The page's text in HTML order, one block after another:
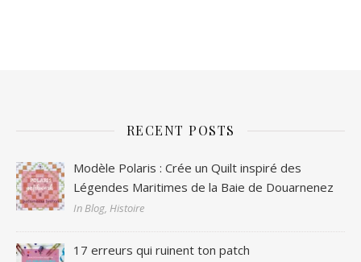
RECENT POSTS
Modèle Polaris : Crée un Quilt inspiré des
Légendes Maritimes de la Baie de Douarnenez
In Blog, Histoire
17 erreurs qui ruinent ton patch